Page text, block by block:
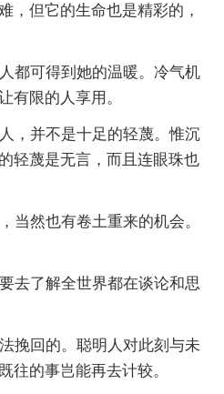
，但它的生命也是精彩的，
都可得到她的温暖。冷气机
有限的人享用。
，并不是十足的轻蔑。惟沉
蔑是无言，而且连眼珠也
当然也有卷土重来的机会。
去了解全世界都在谈论和思
挽回的。聪明人对此刻与未
往的事岂能再去计较。